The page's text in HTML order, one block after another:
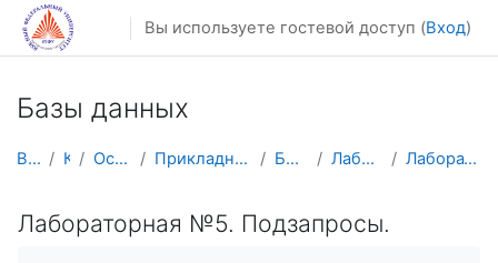
Перейти к основному содержанию
Вы используете гостевой доступ (Вход)
Базы данных
В начало Курсы Осенний семестр Прикладная математика и информатика БД(2025) 3 курс Лабораторные работы. Лабораторная №5. Подзапросы.
Лабораторная №5. Подзапросы.